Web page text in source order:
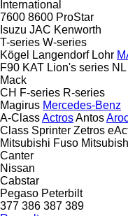
International
7600 8600 ProStar
Isuzu JAC Kenworth
T-series W-series
Kögel
Langendorf Lohr
F90 KAT Lion's series
Mack
CH F-series R-series
Magirus Mercedes-Benz
A-ClassActrosAntos
Class Sprinter Zetros
Mitsubishi Fuso
Canter
Nissan
Cabstar
Pegaso Peterbilt
377 386 387 389